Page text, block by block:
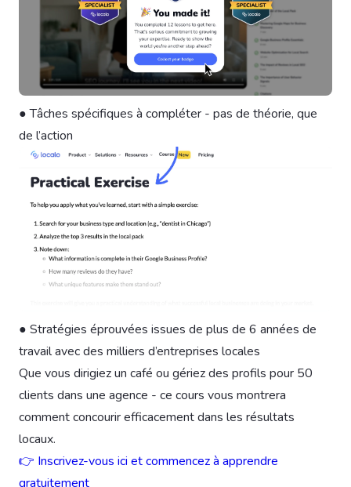
● Tâches spécifiques à compléter - pas de théorie, que
de l’action
● Stratégies éprouvées issues de plus de 6 années de
travail avec des milliers d’entreprises locales
Que vous dirigiez un café ou gériez des profils pour 50
clients dans une agence - ce cours vous montrera
comment concourir efficacement dans les résultats
locaux.
👉 Inscrivez-vous ici et commencez à apprendre
gratuitement